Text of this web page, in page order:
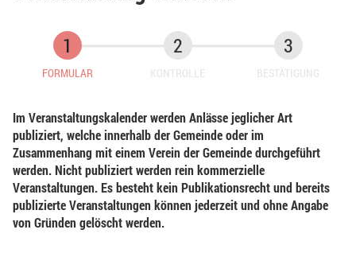
FORMULAR KONTROLLE BESTÄTIGUNG
Im Veranstaltungskalender werden Anlässe jeglicher Art
publiziert, welche innerhalb der Gemeinde oder im
Zusammenhang mit einem Verein der Gemeinde durchgeführt
werden. Nicht publiziert werden rein kommerzielle
Veranstaltungen. Es besteht kein Publikationsrecht und bereits
publizierte Veranstaltungen können jederzeit und ohne Angabe
von Gründen gelöscht werden.